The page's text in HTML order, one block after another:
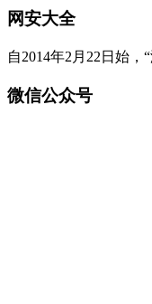
网安大全
自2014年2月22日始，
微信公众号